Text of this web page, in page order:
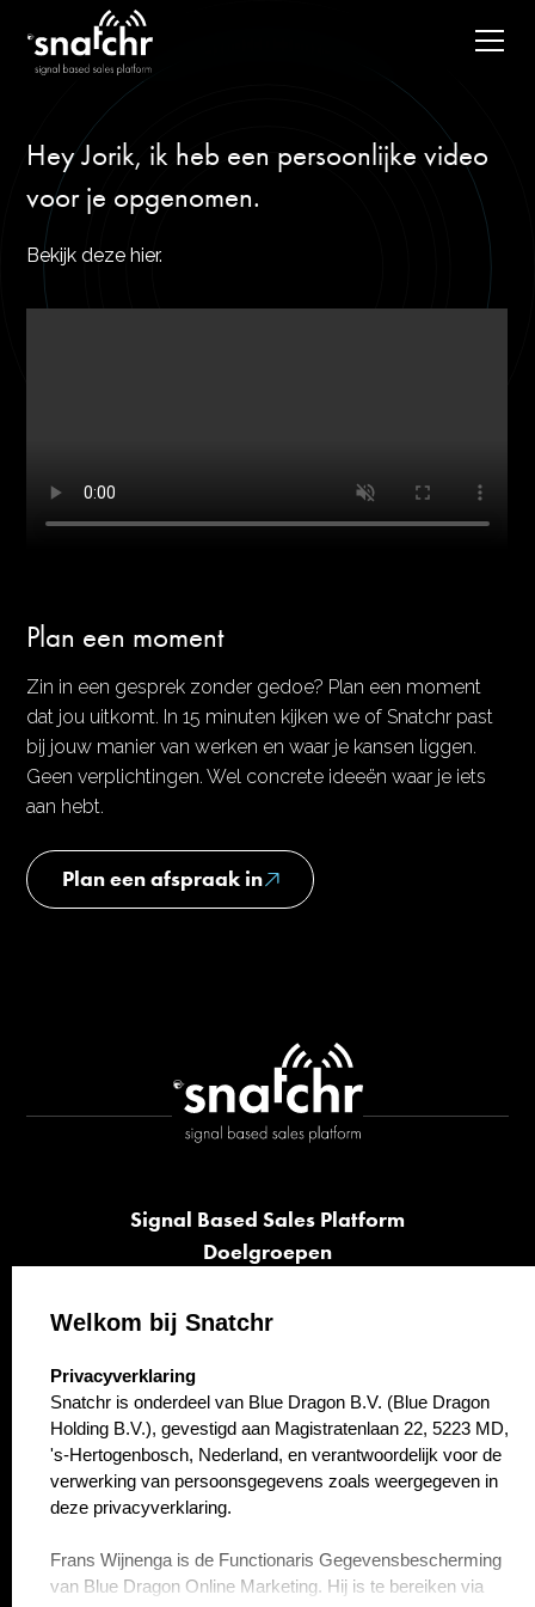
Hey Jorik, ik heb een persoonlijke video
voor je opgenomen.
Bekijk deze hier.
Plan een moment
Zin in een gesprek zonder gedoe? Plan een moment
dat jou uitkomt. In 15 minuten kijken we of Snatchr past
bij jouw manier van werken en waar je kansen liggen.
Geen verplichtingen. Wel concrete ideeën waar je iets
aan hebt.
Plan een afspraak in
Signal Based Sales Platform
Doelgroepen
Opvolging
Over ons
Contact
Welkom bij Snatchr
select language
Privacyverklaring
Snatchr is onderdeel van Blue Dragon B.V. (Blue Dragon
Holding B.V.), gevestigd aan Magistratenlaan 22, 5223 MD,
's-Hertogenbosch, Nederland, en verantwoordelijk voor de
verwerking van persoonsgegevens zoals weergegeven in
deze privacyverklaring.
Frans Wijnenga is de Functionaris Gegevensbescherming
van Blue Dragon Online Marketing. Hij is te bereiken via